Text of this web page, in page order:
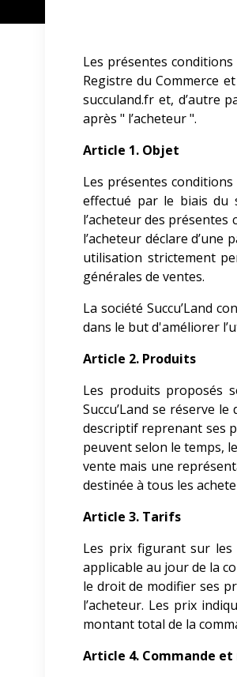
Les présentes conditions
Registre du Commerce
succuland.fr et, d’autre
après " l’acheteur ".
Article 1. Objet
Les présentes
effectué par le biais du
l’acheteur des
l’acheteur déclare
utilisation strictement
générales de ventes.
La société Succu’Land
dans le but d'améliorer
Article 2. Produits
Les produits proposés
Succu’Land se réserve le
descriptif reprenant ses
peuvent selon le temps,
vente mais une
destinée à tous les
Article 3. Tarifs
Les prix figurant sur les
applicable au jour de la
le droit de modifier ses
l’acheteur. Les prix
montant total de la
Article 4. Commande